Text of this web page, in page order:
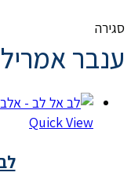
סגירה
ענבר
Quick View